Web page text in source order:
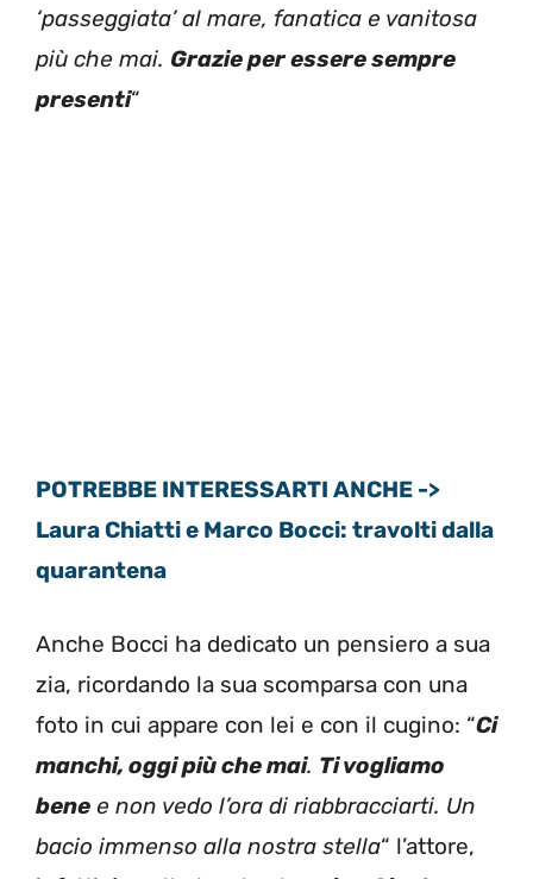
‘passeggiata’ al mare, fanatica e vanitosa
più che mai. Grazie per essere sempre
presenti“
POTREBBE INTERESSARTI ANCHE ->
Laura Chiatti e Marco Bocci: travolti dalla
quarantena
Anche Bocci ha dedicato un pensiero a sua
zia, ricordando la sua scomparsa con una
foto in cui appare con lei e con il cugino: “Ci
manchi, oggi più che mai. Ti vogliamo
bene e non vedo l’ora di riabbracciarti. Un
bacio immenso alla nostra stella“ l’attore,